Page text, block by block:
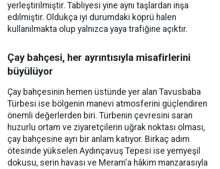
yerleştirilmiştir. Tabliyesi yine aynı taşlardan inşa
edilmiştir. Oldukça iyi durumdaki köprü halen
kullanılmakta olup yalnızca yaya trafiğine açıktır.
Çay bahçesi, her ayrıntısıyla misafirlerini
büyülüyor
Çay bahçesinin hemen üstünde yer alan Tavusbaba
Türbesi ise bölgenin manevi atmosferini güçlendiren
önemli değerlerden biri. Türbenin çevresini saran
huzurlu ortam ve ziyaretçilerin uğrak noktası olması,
çay bahçesine ayrı bir anlam katıyor. Birkaç adım
ötesinde yükselen Aydınçavuş Tepesi ise yemyeşil
dokusu, serin havası ve Meram'a hâkim manzarasıyla